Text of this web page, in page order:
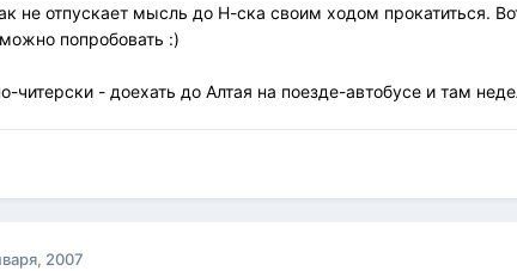
не отпускает мысль до Н-ска своим ходом прокатиться.
попробовать :)
- доехать до Алтая на поезде-автобусе и там
2007